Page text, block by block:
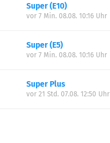
Super (E10)
vor 7 Min. 08.08. 10:16 Uhr
Super (E5)
vor 7 Min. 08.08. 10:16 Uhr
Super Plus
vor 21 Std. 07.08. 12:50 Uhr